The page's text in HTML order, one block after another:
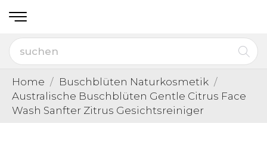
Home
Buschblüten Naturkosmetik
Australische Buschblüten Gentle Citrus Face
Wash Sanfter Zitrus Gesichtsreiniger